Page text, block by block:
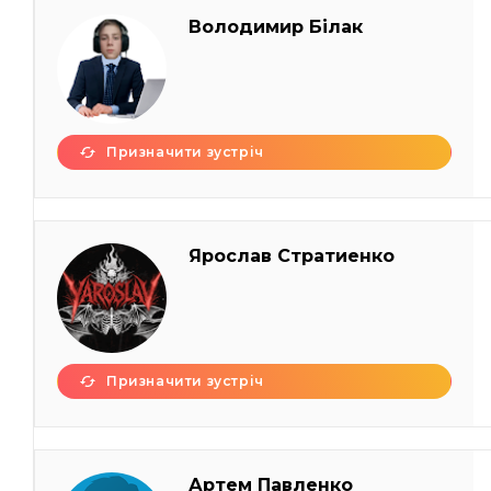
Володимир Білак
Призначити зустріч
Ярослав Стратиенко
Призначити зустріч
Артем Павленко